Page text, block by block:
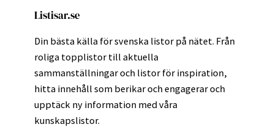
Listisar.se
Din bästa källa för svenska listor på nätet. Från
roliga topplistor till aktuella
sammanställningar och listor för inspiration,
hitta innehåll som berikar och engagerar och
upptäck ny information med våra
kunskapslistor.